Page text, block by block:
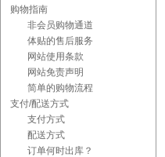
购物指南
非会员购物通道
体贴的售后服务
网站使用条款
网站免责声明
简单的购物流程
支付/配送方式
支付方式
配送方式
订单何时出库？